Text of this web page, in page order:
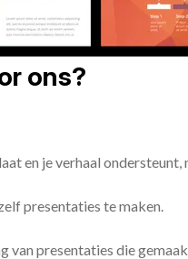
ons?
en je verhaal ondersteunt,
presentaties te maken.
presentaties die